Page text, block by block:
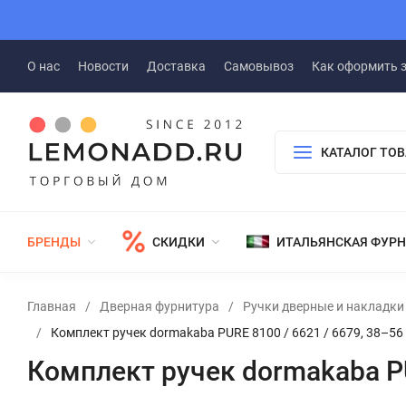
О нас Новости Доставка Самовывоз Как оформить
КАТАЛОГ
БРЕНДЫ СКИДКИ ИТАЛЬЯНСКАЯ
Главная / Дверная фурнитура /
Ручки дверные и накладки
/
Комплект ручек dormakaba PURE 8100 / 6621 / 6679,
Комплект ручек dormakaba